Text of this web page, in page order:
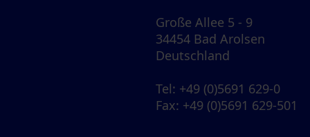
Große Allee 5 - 9
34454 Bad Arolsen
Deutschland
Tel: +49 (0)5691 629-0
Fax: +49 (0)5691 629-501